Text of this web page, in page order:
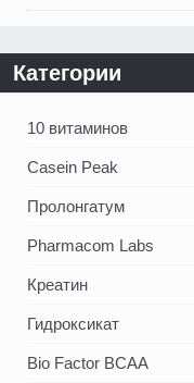
Категории
10 витаминов
Casein Peak
Пролонгатум
Pharmacom Labs
Креатин
Гидроксикат
Bio Factor BCAA